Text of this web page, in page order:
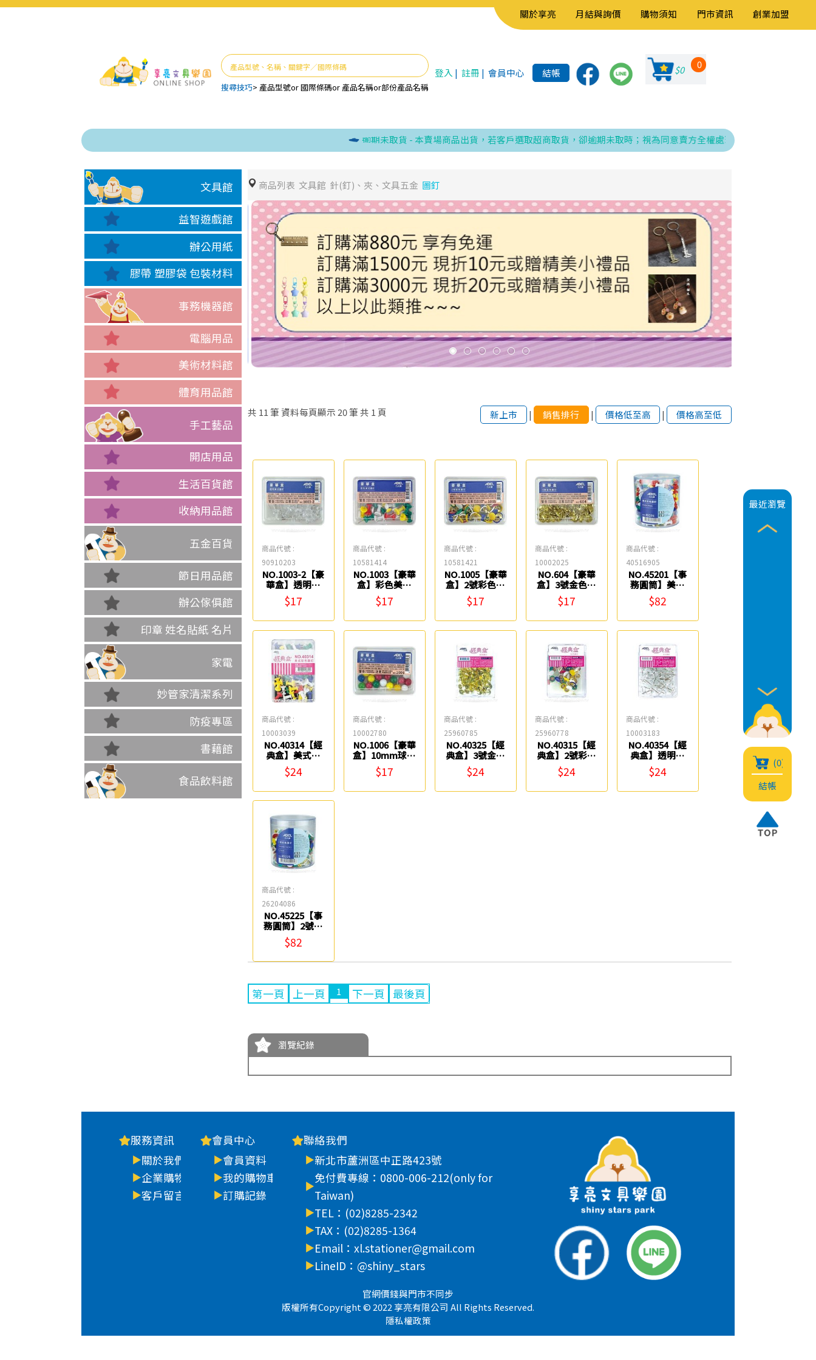
關於享亮 月結與詢價 購物須知 門市資訊 創業加盟
搜尋技巧> 產品型號or國際條碼or 產品名稱or部份產品名稱
登入 | 註冊 | 會員中心 結帳 $0 0
逾期未取貨 - 本賣場商品出貨，若客戶選取超商取貨，卻逾期未取時；視為同意賣方全權處理發票、折讓與銷貨退回之相
最近瀏覽
(0)
結帳
文具館
益智遊戲館
辦公用紙
膠帶 塑膠袋 包裝材料
事務機器館
電腦用品
美術材料館
體育用品館
手工藝品
開店用品
生活百貨館
收納用品館
五金百貨
節日用品館
辦公傢俱館
印章 姓名貼紙 名片
家電
妙管家清潔系列
防疫專區
書藉館
食品飲料館
商品列表 文具館 針(釘)、夾、文具五金 圖釘
共 11筆 資料每頁顯示 20筆 共 1頁 新上市 | 銷售排行 | 價格低至高 | 價格高至低
商品代號 :
90910203
NO.1003-2【豪
華盒】透明美
式圖釘(30入)
ABEL
$17
商品代號 :
10581414
NO.1003【豪華
盒】彩色美式
圖釘(30入)
ABEL
$17
商品代號 :
10581421
NO.1005【豪華
盒】2號彩色圖
釘(9.5mm/75
入) ABEL
$17
商品代號 :
10002025
NO.604【豪華
盒】3號金色圖
釘(11mm/80
入) ABEL
$17
商品代號 :
40516905
NO.45201【事
務圓筒】美式
彩色圖釘 ABEL
$82
商品代號 :
10003039
NO.40314【經
典盒】美式彩
色圖釘(60入)
ABEL
$24
商品代號 :
10002780
NO.1006【豪華
盒】10mm球型
圖釘(25入)
ABEL
$17
商品代號 :
25960785
NO.40325【經
典盒】3號金色
圖釘
(11mm/120入)
$24
商品代號 :
25960778
NO.40315【經
典盒】2號彩色
圖釘
(9.5mm/100入)
$24
商品代號 :
10003183
NO.40354【經
典盒】透明美
式圖釘(60入)
ABEL
$24
商品代號 :
26204086
NO.45225【事
務圓筒】2號彩
色圖釘 ABEL
$82
第一頁 上一頁 1 下一頁 最後頁
瀏覽紀錄
服務資訊
關於我們
企業購物
客戶留言
會員中心
會員資料
我的購物車
訂購記錄
聯絡我們
新北市蘆洲區中正路423號
免付費專線：0800-006-212(only for
Taiwan)
TEL：(02)8285-2342
TAX：(02)8285-1364
Email：xl.stationer@gmail.com
LineID：@shiny_stars
官網價錢與門市不同步
版權所有Copyright © 2022 享亮有限公司 All Rights Reserved.
隱私權政策